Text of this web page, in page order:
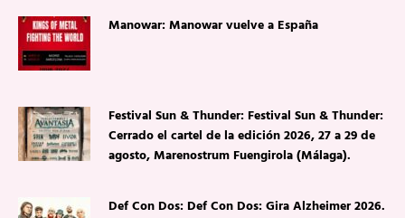
Manowar: Manowar vuelve a España
Festival Sun & Thunder: Festival Sun & Thunder:
Cerrado el cartel de la edición 2026, 27 a 29 de
agosto, Marenostrum Fuengirola (Málaga).
Def Con Dos: Def Con Dos: Gira Alzheimer 2026.